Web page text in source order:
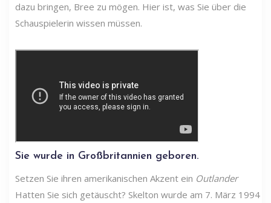
dazu bringen, Bree zu mögen. Hier ist, was Sie über die
Schauspielerin wissen müssen.
Sie wurde in Großbritannien geboren.
Setzen Sie ihren amerikanischen Akzent ein Outlander
Hatten Sie sich getäuscht? Skelton wurde am 7. März 1994